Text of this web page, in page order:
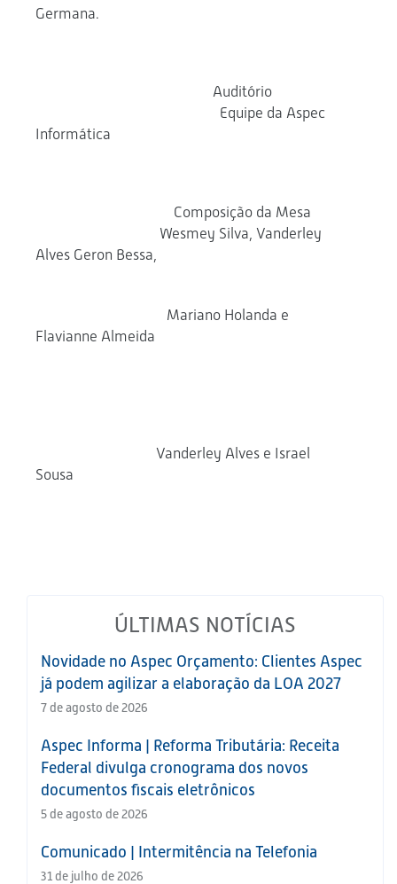
Germana.
Auditório
Equipe da Aspec
Informática
Composição da Mesa
Wesmey Silva, Vanderley
Alves Geron Bessa,
Mariano Holanda e
Flavianne Almeida
Vanderley Alves e Israel
Sousa
ÚLTIMAS NOTÍCIAS
Novidade no Aspec Orçamento: Clientes Aspec
já podem agilizar a elaboração da LOA 2027
7 de agosto de 2026
Aspec Informa | Reforma Tributária: Receita
Federal divulga cronograma dos novos
documentos fiscais eletrônicos
5 de agosto de 2026
Comunicado | Intermitência na Telefonia
31 de julho de 2026